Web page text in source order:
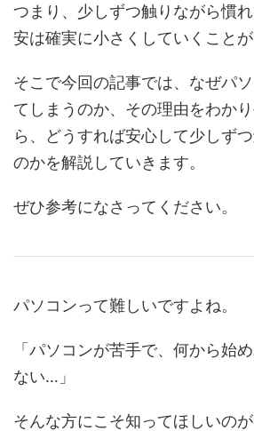
つまり、少しずつ触りながら慣
安は確実に小さくしていくことが
そこで今回の記事では、なぜパ
てしまうのか、その理由をわか
ら、どうすれば安心して少しず
のかを解説していきます。
ぜひ参考になさってください。
パソコンって難しいですよね。
「パソコンが苦手で、何から始
ない…」
そんな方にこそ知ってほしいの